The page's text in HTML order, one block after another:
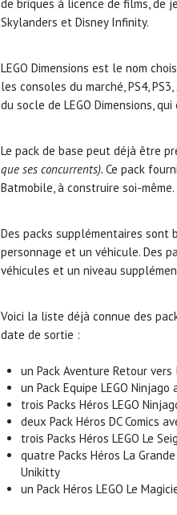
de briques à licence de films, de
Skylanders et Disney Infinity.
LEGO Dimensions est le nom
les consoles du marché, PS4,
du socle de LEGO Dimensions,
Le pack de base peut déjà être
que ses concurrents).Ce pack
Batmobile, à construire soi-même.
Des packs supplémentaires sont
personnage et un véhicule. Des
véhicules et un niveau
Voici la liste déjà connue des
date de sortie :
un Pack Aventure Retour
un Pack Equipe LEGO
trois Packs Héros LEGO
deux Pack Héros DC Comics
trois Packs Héros LEGO Le
quatre Packs Héros La
Unikitty
un Pack Héros LEGO Le